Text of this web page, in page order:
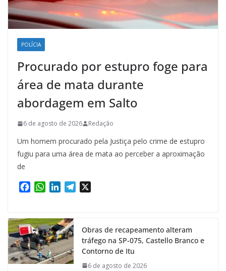
POLÍCIA
Procurado por estupro foge para
área de mata durante
abordagem em Salto
6 de agosto de 2026 Redação
Um homem procurado pela Justiça pelo crime de estupro
fugiu para uma área de mata ao perceber a aproximação
de
e
b
o
o
k
W
t
s
A
p
p
k
e
d
I
n
m
Obras de recapeamento alteram
tráfego na SP-075, Castello Branco e
Contorno de Itu
6 de agosto de 2026